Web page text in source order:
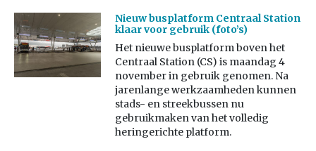
Nieuw busplatform Centraal Station
klaar voor gebruik (foto’s)
Het nieuwe busplatform boven het
Centraal Station (CS) is maandag 4
november in gebruik genomen. Na
jarenlange werkzaamheden kunnen
stads- en streekbussen nu
gebruikmaken van het volledig
heringerichte platform.